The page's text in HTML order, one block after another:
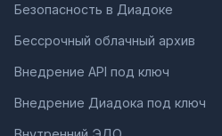
Безопасность в Диадоке
Бессрочный облачный архив
Внедрение API под ключ
Внедрение Диадока под ключ